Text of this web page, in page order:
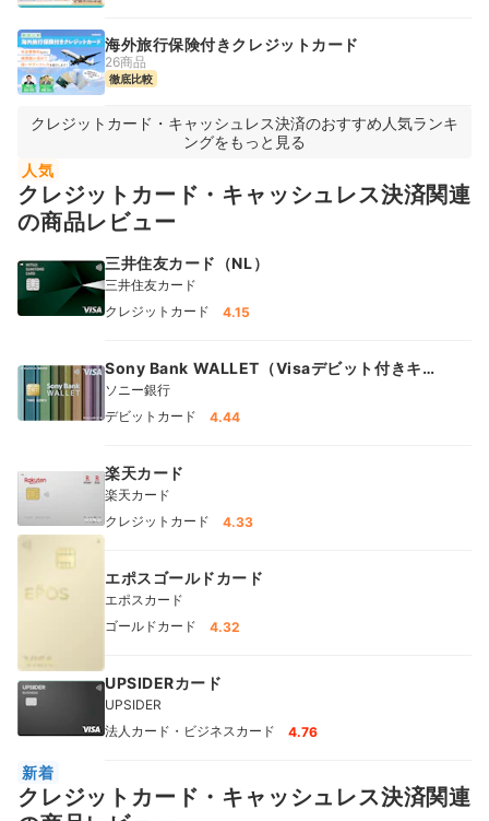
海外旅行保険付きクレジットカード
26商品
徹底比較
クレジットカード・キャッシュレス決済のおすすめ人気ランキ
ングをもっと見る
人気
クレジットカード・キャッシュレス決済関連
の商品レビュー
三井住友カード（NL）
三井住友カード
クレジットカード
4.15
Sony Bank WALLET（Visaデビット付きキャ
ッシュカード）
ソニー銀行
デビットカード
4.44
楽天カード
楽天カード
クレジットカード
4.33
エポスゴールドカード
エポスカード
ゴールドカード
4.32
UPSIDERカード
UPSIDER
法人カード・ビジネスカード
4.76
新着
クレジットカード・キャッシュレス決済関連